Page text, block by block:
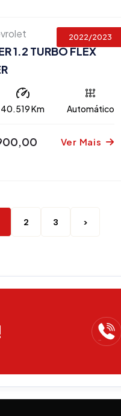
2022/2023
1.2 TURBO FLEX
40.519 Km Automático
Ver Mais
2 3 >